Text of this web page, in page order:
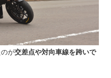
が交差点や対向車線を跨いで